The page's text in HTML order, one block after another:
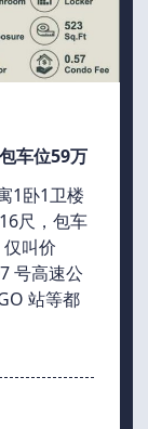
车位59万
1卧1卫楼
尺，包车
叫价
号高速公
站等都